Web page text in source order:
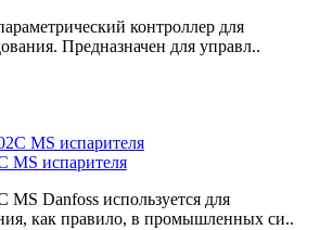
контроллер для
Предназначен для управл..
MS испарителя
MS Danfoss используется для
как правило, в промышленных си..